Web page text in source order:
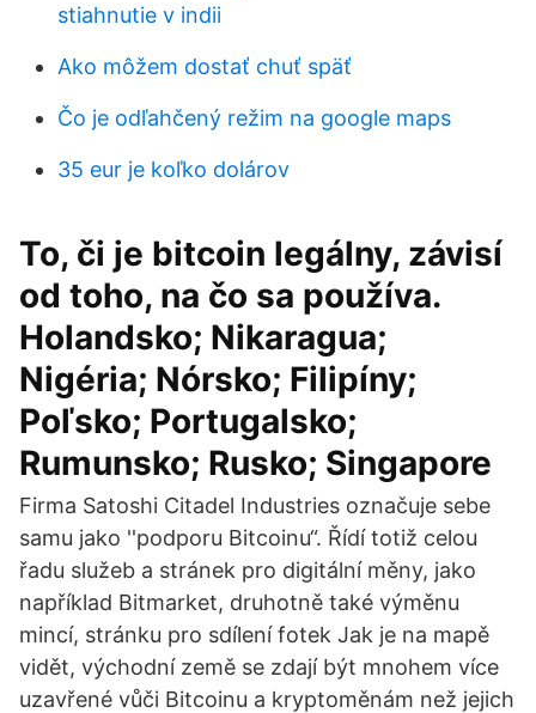
stiahnutie v indii
Ako môžem dostať chuť späť
Čo je odľahčený režim na google maps
35 eur je koľko dolárov
To, či je bitcoin legálny, závisí
od toho, na čo sa používa.
Holandsko; Nikaragua;
Nigéria; Nórsko; Filipíny;
Poľsko; Portugalsko;
Rumunsko; Rusko; Singapore
Firma Satoshi Citadel Industries označuje sebe
samu jako ''podporu Bitcoinu“. Řídí totiž celou
řadu služeb a stránek pro digitální měny, jako
například Bitmarket, druhotně také výměnu
mincí, stránku pro sdílení fotek Jak je na mapě
vidět, východní země se zdají být mnohem více
uzavřené vůči Bitcoinu a kryptoměnám než jejich